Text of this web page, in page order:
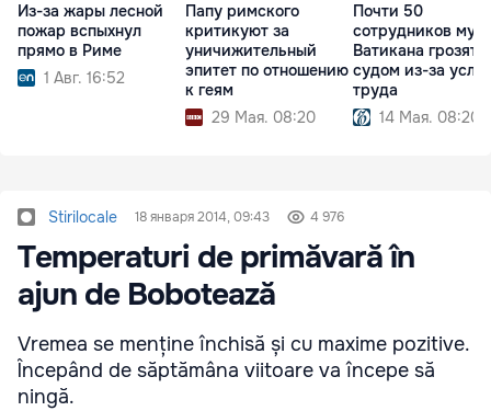
Из-за жары лесной
пожар вспыхнул
прямо в Риме
1 Авг. 16:52
Папу римского
критикуют за
уничижительный
эпитет по отношению
к геям
29 Мая. 08:20
Почти 50
сотрудников
Ватикана грозят
судом из-за
труда
14 Мая. 08:20
Stirilocale 18 января 2014, 09:43 4 976
Temperaturi de primăvară în
ajun de Bobotează
Vremea se menține închisă și cu maxime pozitive.
Începând de săptămâna viitoare va începe să
ningă.